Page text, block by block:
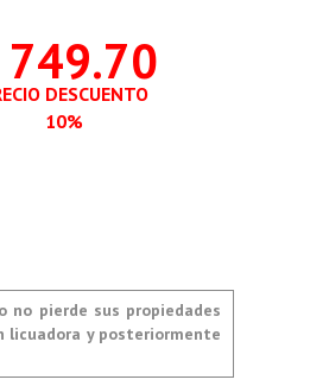
749.70
DESCUENTO
10%
no pierde sus propiedades
licuadora y posteriormente